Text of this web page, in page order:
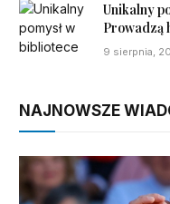
Unikalny
Prowadzą
9 sierpnia,
NAJNOWSZE